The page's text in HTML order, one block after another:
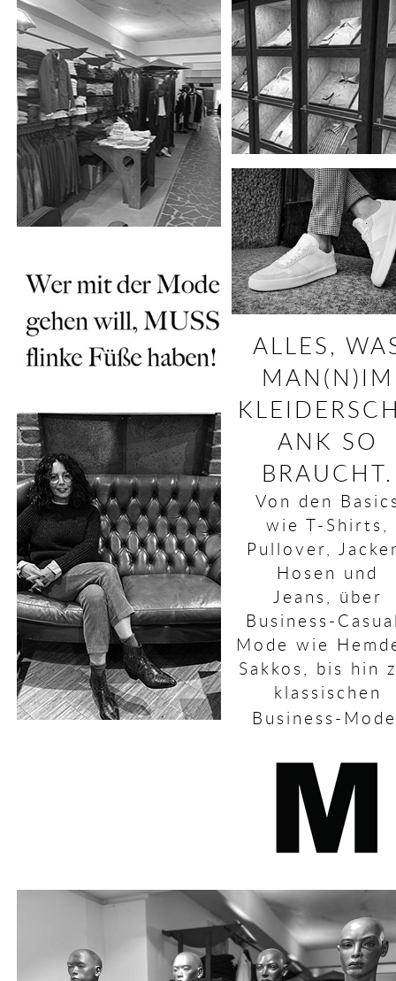
ALLES,
MAN(N)IM
ANK SO
BRAUCHT.
Von den
wie T-Shirts,
Pullover,
Hosen und
Jeans, über
Business-
Mode wie
Sakkos, bis hin
klassischen
Business-Mode